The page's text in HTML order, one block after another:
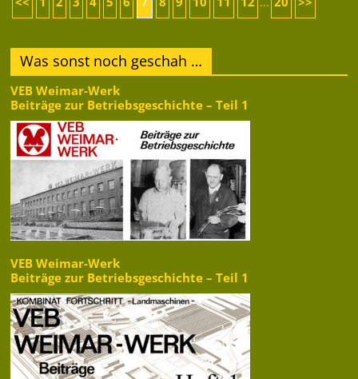
Was sonst noch geschah …
VEB Weimar-Werk
Beiträge zur Betriebsgeschichte – Teil 1
VEB Weimar-Werk
Beiträge zur Betriebsgeschichte – Teil 1